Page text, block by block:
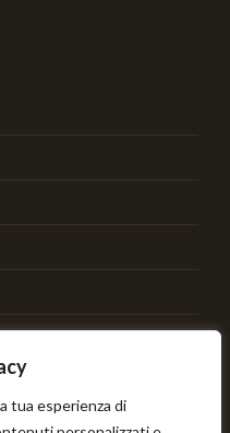
tua esperienza di